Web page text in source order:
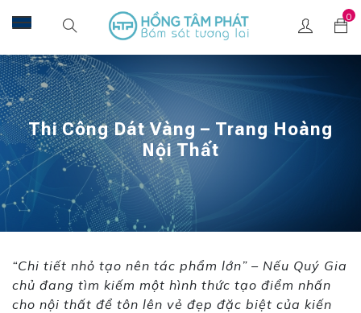
0
Thi Công Dát Vàng – Trang Hoàng
Nội Thất
“Chi tiết nhỏ tạo nên tác phẩm lớn” – Nếu Quý Gia
chủ đang tìm kiếm một hình thức tạo điểm nhấn
cho nội thất để tôn lên vẻ đẹp đặc biệt của kiến